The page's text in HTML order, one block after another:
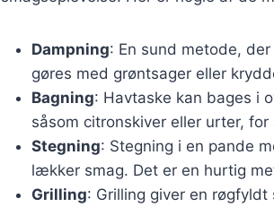
Dampning: En sund metode,
gøres med grøntsager eller
Bagning: Havtaske kan bages i
såsom citronskiver eller urter,
Stegning: Stegning i en pande
lækker smag. Det er en hurtig
Grilling: Grilling giver en